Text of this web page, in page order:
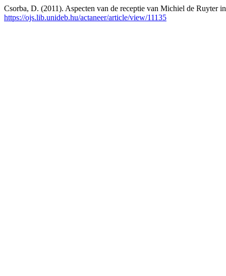
Csorba, D. (2011). Aspecten van de receptie van Michiel de Ruyter
https://ojs.lib.unideb.hu/actaneer/article/view/11135